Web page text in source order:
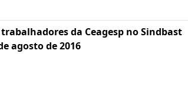
da Ceagesp no Sindbast
agosto de 2016